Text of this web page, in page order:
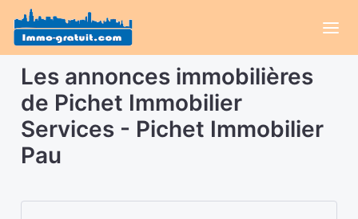
Les annonces immobilières
de Pichet Immobilier
Services - Pichet Immobilier
Pau